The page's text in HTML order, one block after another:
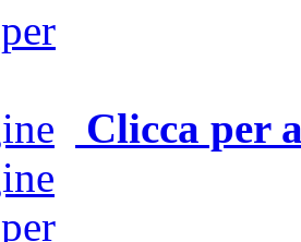
Clicca per